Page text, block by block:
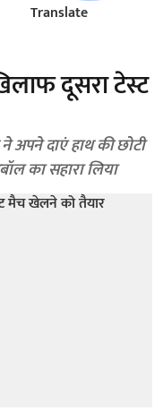
Translate
दूसरा टेस्ट
अपने दाएं हाथ की छोटी
का सहारा लिया